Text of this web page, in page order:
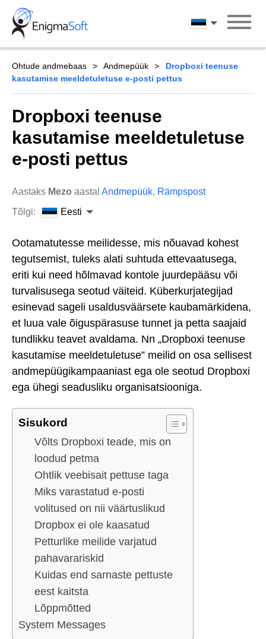
Skip
content
Eesti
Ohtude andmebaas Andmepüük
Dropboxi teenuse
kasutamise meeldetuletuse e-posti pettus
Dropboxi teenuse
kasutamise meeldetuletuse
e-posti pettus
Aastaks Mezo aastal Andmepüük, Rämpspost
Tõlgi:
Eesti
Ootamatutesse meilidesse, mis nõuavad kohest
tegutsemist, tuleks alati suhtuda ettevaatusega,
eriti kui need hõlmavad kontole juurdepääsu või
turvalisusega seotud väiteid. Küberkurjategijad
esinevad sageli usaldusväärsete kaubamärkidena,
et luua vale õiguspärasuse tunnet ja petta saajaid
tundlikku teavet avaldama. Nn „Dropboxi teenuse
kasutamise meeldetuletuse” meilid on osa sellisest
andmepüügikampaaniast ega ole seotud Dropboxi
ega ühegi seadusliku organisatsiooniga.
Sisukord
Võlts Dropboxi teade, mis on
loodud petma
Ohtlik veebisait pettuse taga
Miks varastatud e-posti
volitused on nii väärtuslikud
Dropbox ei ole kaasatud
Petturlike meilide varjatud
pahavarariskid
Kuidas end sarnaste pettuste
eest kaitsta
Lõppmõtted
System Messages